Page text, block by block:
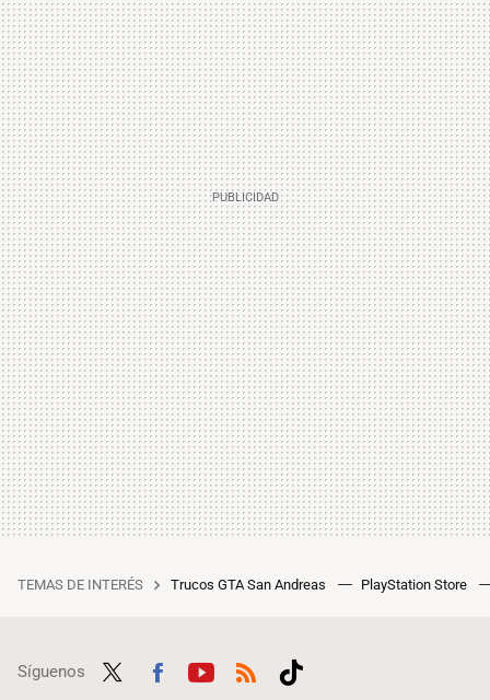
TEMAS DE INTERÉS Trucos GTA San Andreas PlayStation Store
Síguenos